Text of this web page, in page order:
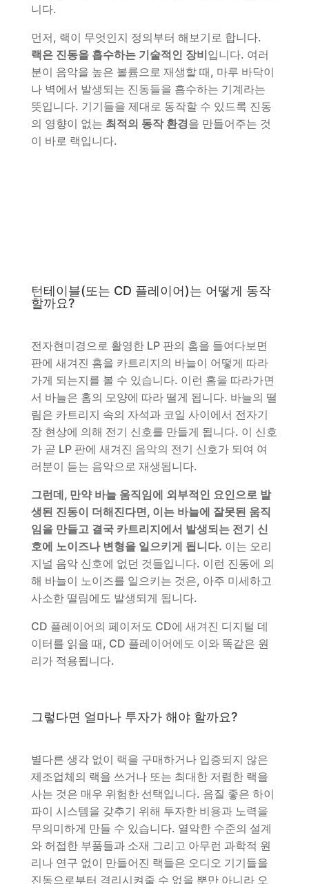
니다.
먼저, 랙이 무엇인지 정의부터 해보기로 합니다.
랙은 진동을 흡수하는 기술적인 장비입니다. 여러
분이 음악을 높은 볼륨으로 재생할 때, 마루 바닥이
나 벽에서 발생되는 진동들을 흡수하는 기계라는
뜻입니다. 기기들을 제대로 동작할 수 있드록 진동
의 영향이 없는 최적의 동작 환경을 만들어주는 것
이 바로 랙입니다.
턴테이블(또는 CD 플레이어)는 어떻게 동작
할까요?
전자현미경으로 활영한 LP 판의 홈을 들여다보면
판에 새겨진 홈을 카트리지의 바늘이 어떻게 따라
가게 되는지를 볼 수 있습니다. 이런 홈을 따라가면
서 바늘은 홈의 모양에 따라 떨게 됩니다. 바늘의 떨
림은 카트리지 속의 자석과 코일 사이에서 전자기
장 현상에 의해 전기 신호를 만들게 됩니다. 이 신호
가 곧 LP 판에 새겨진 음악의 전기 신호가 되여 여
러분이 듣는 음악으로 재생됩니다.
그런데, 만약 바늘 움직임에 외부적인 요인으로 발
생된 진동이 더해진다면, 이는 바늘에 잘못된 움직
임을 만들고 결국 카트리지에서 발생되는 전기 신
호에 노이즈나 변형을 일으키게 됩니다. 이는 오리
지널 음악 신호에 없던 것들입니다. 이런 진동에 의
해 바늘이 노이즈를 일으키는 것은, 아주 미세하고
사소한 떨림에도 발생되게 됩니다.
CD 플레이어의 페이저도 CD에 새겨진 디지털 데
이터를 읽을 때, CD 플레이어에도 이와 똑같은 원
리가 적용됩니다.
그렇다면 얼마나 투자가 해야 할까요?
별다른 생각 없이 랙을 구매하거나 입증되지 않은
제조업체의 랙을 쓰거나 또는 최대한 저렴한 랙을
사는 것은 매우 위험한 선택입니다. 음질 좋은 하이
파이 시스템을 갖추기 위해 투자한 비용과 노력을
무의미하게 만들 수 있습니다. 열악한 수준의 설계
와 허접한 부품들과 소재 그리고 아무런 과학적 원
리나 연구 없이 만들어진 랙들은 오디오 기기들을
진동으로부터 격리시켜줄 수 없을 뿐만 아니라 오